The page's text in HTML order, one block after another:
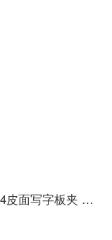
晨好 A4皮面写字板夹 会议夹 垫板 磁性书写文件板夹 夹纸板 仿皮黑色